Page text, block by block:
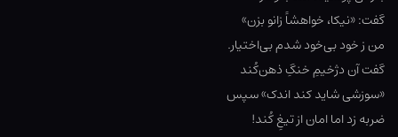
گفت: «نیکا، خواهشاً زانو بزن»
من ز خود بی‌خود شدم بی‌اختیار.
گفت آن دژخیمِ خنگِ ذهن‌کُند
«سوزشی شاید کند اندک» سپس
ضربه زد اما امان از تیغِ کُند!